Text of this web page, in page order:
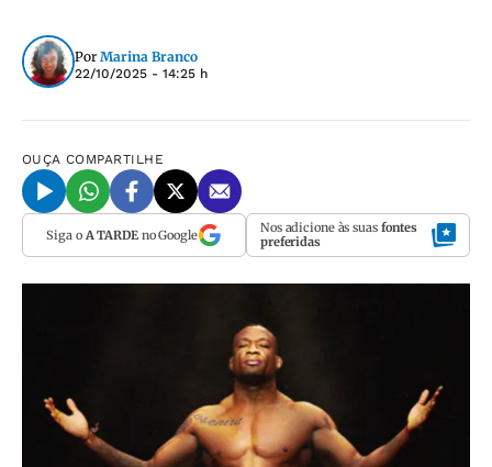
Por Marina Branco
22/10/2025 - 14:25 h
OUÇA COMPARTILHE
Siga o A TARDEno Google Nos adicione às suas fontes
preferidas